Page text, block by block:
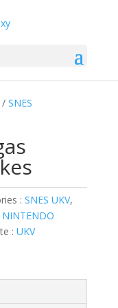
/ SNES
:SNES UKV,
NINTENDO
:UKV